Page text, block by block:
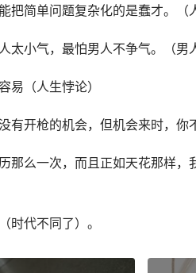
把简单问题复杂化的是蠢才。（
太小气，最怕男人不争气。（男
易（人生悖论）
有开枪的机会，但机会来时，你
那么一次，而且正如天花那样
时代不同了）。